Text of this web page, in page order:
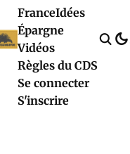
FranceIdées
Épargne
Vidéos
Règles du CDS
Se connecter
S'inscrire